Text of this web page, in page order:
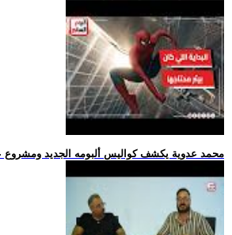
.. محمد عدوية يكشف كواليس ألبومه الجديد